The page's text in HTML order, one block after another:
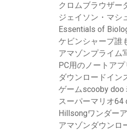
クロムブラウザー
ジェイソン・マシ
Essentials of
ケビンシャープ誰
アマゾンプライム
PC用のノートア
ダウンロードイン
ゲームscooby doo
スーパーマリオ64
Hillsongワンダー
アマゾンダウンロ